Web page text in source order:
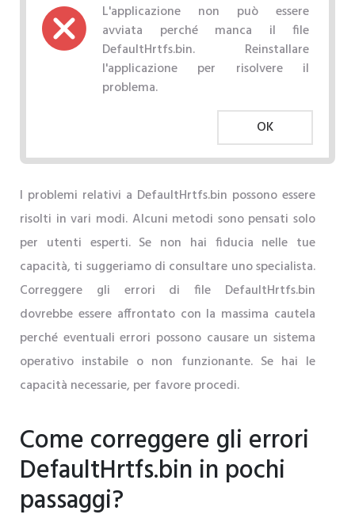
L'applicazione non può essere
avviata perché manca il file
DefaultHrtfs.bin. Reinstallare
l'applicazione per risolvere il
problema.
OK
I problemi relativi a DefaultHrtfs.bin possono essere
risolti in vari modi. Alcuni metodi sono pensati solo
per utenti esperti. Se non hai fiducia nelle tue
capacità, ti suggeriamo di consultare uno specialista.
Correggere gli errori di file DefaultHrtfs.bin
dovrebbe essere affrontato con la massima cautela
perché eventuali errori possono causare un sistema
operativo instabile o non funzionante. Se hai le
capacità necessarie, per favore procedi.
Come correggere gli errori
DefaultHrtfs.bin in pochi
passaggi?